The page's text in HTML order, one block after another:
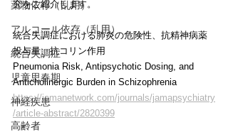
薬物依存（乱用）
アルコール依存（乱用）
統合失調症
児童思春期
神経疾患
高齢者
究をご紹介します。
統合失調症における肺炎の危険性、抗精神病薬
投与量、抗コリン作用
Pneumonia Risk, Antipsychotic Dosing, and
Anticholinergic Burden in Schizophrenia
https://jamanetwork.com/journals/jamapsychiatry
/article-abstract/2820399